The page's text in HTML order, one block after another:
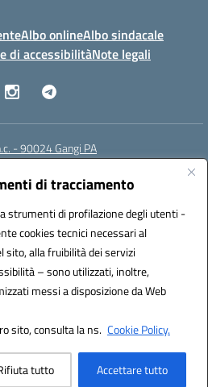
di tracciamento
strumenti di profilazione degli utenti -
cookies tecnici necessari al
alla fruibilità dei servizi
– sono utilizzati, inoltre,
messi a disposizione da Web
sito, consulta la ns. Cookie Policy.
tutto Accettare tutto
Albo onlineAlbo sindacale
di accessibilitàNote legali
- 90024 Gangi PA
pais01700b@pec.istruzione.it
(IPA): istsc_pais01700b
UFM1W3
by 3D Solution S.r.l.
by Designers Italia